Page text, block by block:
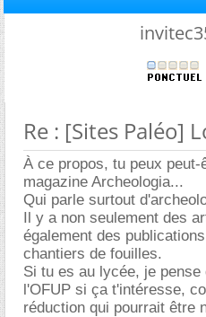
Re : [Sites Paléo]
À ce propos, tu peux
magazine Archeologia...
Qui parle surtout
Il y a non seulement des
également des
chantiers de fouilles.
Si tu es au lycée, je
l'OFUP si ça t'intéresse,
réduction qui pourrait être